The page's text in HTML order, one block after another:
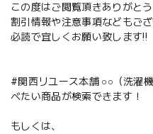
この度はご閲覧頂きありがと
割引情報や注意事項などもご
必読で宜しくお願い致します‼️
#関西リユース本舗 ○○（洗濯
べたい商品が検索できます！
もしくは、